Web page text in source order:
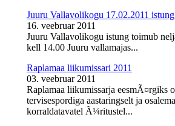
Juuru Vallavolikogu 17.02.2011 istung
16. veebruar 2011
Juuru Vallavolikogu istung toimub
kell 14.00 Juuru vallamajas...
Raplamaa liikumissari 2011
03. veebruar 2011
Raplamaa liikumissarja eesmÃ¤rgiks
tervisespordiga aastaringselt ja
korraldatavatel Ã¼ritustel...